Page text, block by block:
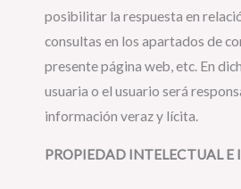
posibilitar la respuesta en
consultas en los apartados de
presente página web, etc. En
usuaria o el usuario será
información veraz y lícita.
PROPIEDAD INTELECTUAL E